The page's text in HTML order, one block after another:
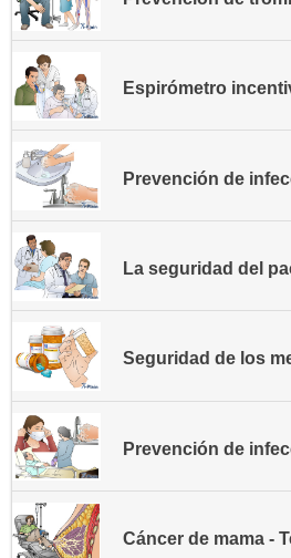
Espirómetro
La seguridad del
Seguridad de los